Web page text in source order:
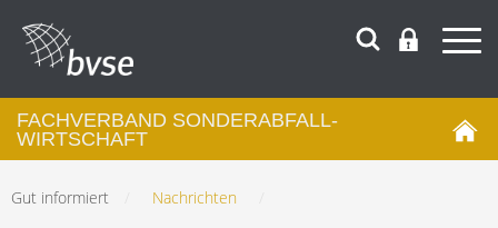
FACHVERBAND SONDERABFALL­
WIRTSCHAFT
Gut informiert Nachrichten